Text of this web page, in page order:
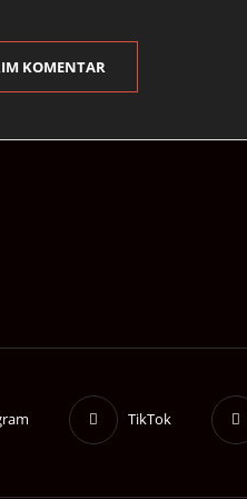
TikTok